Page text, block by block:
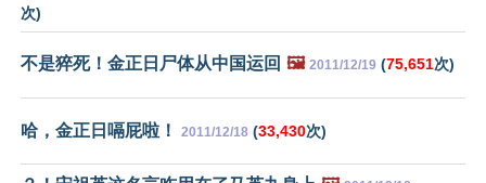
次)
不是猝死！金正日尸体从中国运回 🖼️ 2011/12/19 (75,651次)
哈，金正日嗝屁啦！ 2011/12/18 (33,430次)